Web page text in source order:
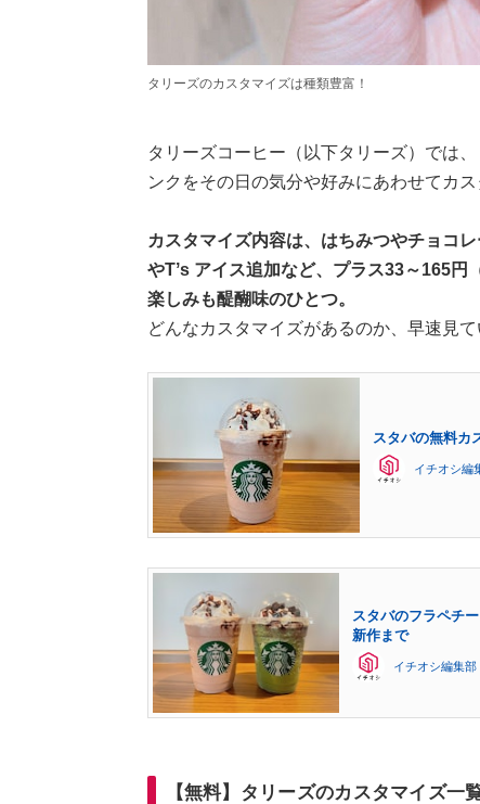
タリーズのカスタマイズは種類豊富！
タリーズコーヒー（以下タリーズ）では
ンクをその日の気分や好みにあわせてカ
カスタマイズ内容は、はちみつやチョコ
やTʼs アイス追加など、プラス33～165
楽しみも醍醐味のひとつ。
どんなカスタマイズがあるのか、早速見て
スタバの無料カ
イチオシ編
スタバのフラペチ
新作まで
イチオシ編集部
【無料】タリーズのカスタマイズ一